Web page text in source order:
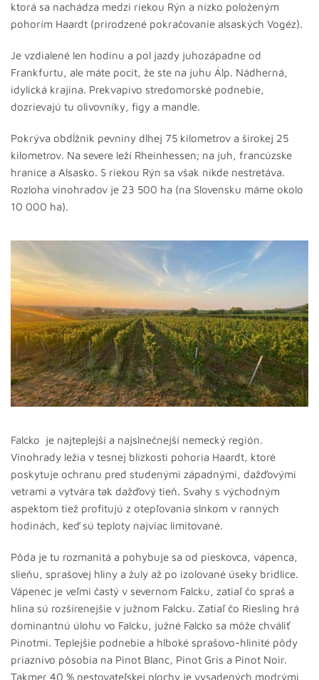
ktorá sa nachádza medzi riekou Rýn a nízko položeným
pohorím Haardt (prirodzené pokračovanie alsaských Vogéz).
Je vzdialené len hodinu a pol jazdy juhozápadne od
Frankfurtu, ale máte pocit, že ste na juhu Álp. Nádherná,
idylická krajina. Prekvapivo stredomorské podnebie,
dozrievajú tu olivovníky, figy a mandle.
Pokrýva obdĺžnik pevniny dlhej 75 kilometrov a širokej 25
kilometrov. Na severe leží Rheinhessen; na juh, francúzske
hranice a Alsasko. S riekou Rýn sa však nikde nestretáva.
Rozloha vinohradov je 23 500 ha (na Slovensku máme okolo
10 000 ha).
Falcko je najteplejší a najslnečnejší nemecký región.
Vinohrady ležia v tesnej blízkosti pohoria Haardt, ktoré
poskytuje ochranu pred studenými západnými, dažďovými
vetrami a vytvára tak dažďový tieň. Svahy s východným
aspektom tiež profitujú z otepľovania slnkom v ranných
hodinách, keď sú teploty najviac limitované.
Pôda je tu rozmanitá a pohybuje sa od pieskovca, vápenca,
slieňu, sprašovej hliny a žuly až po izolované úseky bridlice.
Vápenec je veľmi častý v severnom Falcku, zatiaľ čo spraš a
hlina sú rozšírenejšie v južnom Falcku. Zatiaľ čo Riesling hrá
dominantnú úlohu vo Falcku, južné Falcko sa môže chváliť
Pinotmi. Teplejšie podnebie a hlboké sprašovo-hlinité pôdy
priaznivo pôsobia na Pinot Blanc, Pinot Gris a Pinot Noir.
Takmer 40 % pestovateľskej plochy je vysadených modrými